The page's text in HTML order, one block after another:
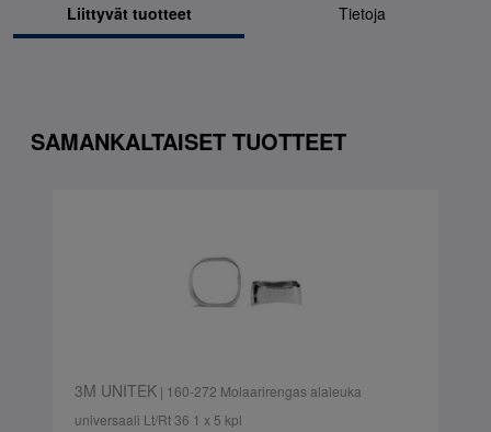
Liittyvät tuotteet Tietoja
SAMANKALTAISET TUOTTEET
3M UNITEK| 160-272 Molaarirengas alaleuka
universaali Lt/Rt 36 1 x 5 kpl